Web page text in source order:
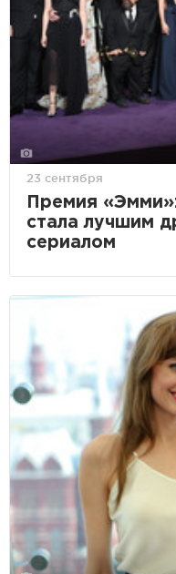
23 сентября
Премия
стала лучшим
сериалом